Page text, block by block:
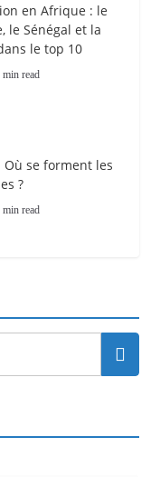
en Afrique : le
le Sénégal et la
le top 10
min read
Où se forment les
?
min read